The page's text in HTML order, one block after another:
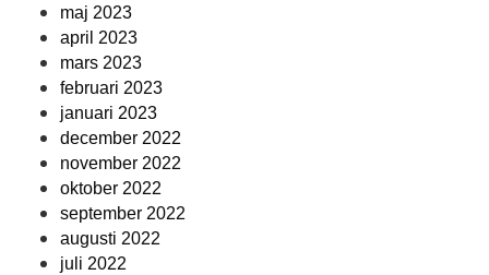
maj 2023
april 2023
mars 2023
februari 2023
januari 2023
december 2022
november 2022
oktober 2022
september 2022
augusti 2022
juli 2022